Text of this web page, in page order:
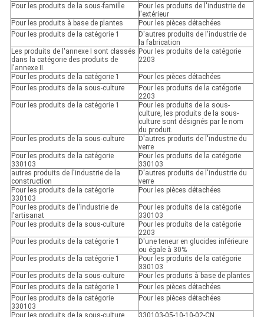
Pour les produits de la sous-famille
Pour les produits de l'industrie de
l'extérieur
Pour les produits à base de plantes
Pour les pièces détachées
Pour les produits de la catégorie 1
D'autres produits de l'industrie de
la fabrication
Les produits de l'annexe I sont classés
dans la catégorie des produits de
l'annexe II.
Pour les produits de la catégorie
2203
Pour les produits de la catégorie 1
Pour les pièces détachées
Pour les produits de la sous-culture
Pour les produits de la catégorie
2203
Pour les produits de la catégorie 1
Pour les produits de la sous-
culture, les produits de la sous-
culture sont désignés par le nom
du produit.
Pour les produits de la sous-culture
D'autres produits de l'industrie du
verre
Pour les produits de la catégorie
330103
Pour les produits de la catégorie
330103
autres produits de l'industrie de la
construction
D'autres produits de l'industrie du
verre
Pour les produits de la catégorie
330103
Pour les pièces détachées
Pour les produits de l'industrie de
l'artisanat
Pour les produits de la catégorie
330103
Pour les produits de la sous-culture
Pour les produits de la catégorie
2203
Pour les produits de la catégorie 1
D'une teneur en glucides inférieure
ou égale à 30%
Pour les produits de la catégorie 1
Pour les produits de la catégorie
330103
Pour les produits de la sous-culture
Pour les produits à base de plantes
Pour les produits de la catégorie 1
Pour les pièces détachées
Pour les produits de la catégorie
330103
Pour les pièces détachées